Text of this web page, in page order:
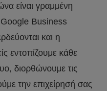
είναι γραμμένη
Google Business
και η
εντοπίζουμε κάθε
διορθώνουμε τις
την επιχείρησή σας